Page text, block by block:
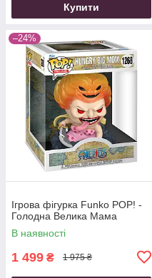
Купити
–24%
Ігрова фігурка Funko POP! -
Голодна Велика Мама
В наявності
1 499 ₴ 1 975 ₴